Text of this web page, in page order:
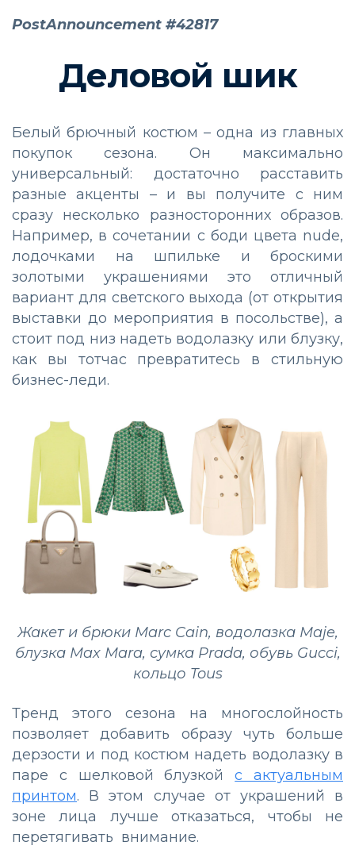
PostAnnouncement #42817
Деловой шик
Белый брючный костюм – одна из главных
покупок сезона. Он максимально
универсальный: достаточно расставить
разные акценты – и вы получите с ним
сразу несколько разносторонних образов.
Например, в сочетании с боди цвета nude,
лодочками на шпильке и броскими
золотыми украшениями это отличный
вариант для светского выхода (от открытия
выставки до мероприятия в посольстве), а
стоит под низ надеть водолазку или блузку,
как вы тотчас превратитесь в стильную
бизнес-леди.
Жакет и брюки Marc Cain, водолазка Maje,
блузка Max Mara, сумка Prada, обувь Gucci,
кольцо Tous
Тренд этого сезона на многослойность
позволяет добавить образу чуть больше
дерзости и под костюм надеть водолазку в
паре с шелковой блузкойс актуальным
принтом. В этом случае от украшений в
зоне лица лучше отказаться, чтобы не
перетягивать внимание.